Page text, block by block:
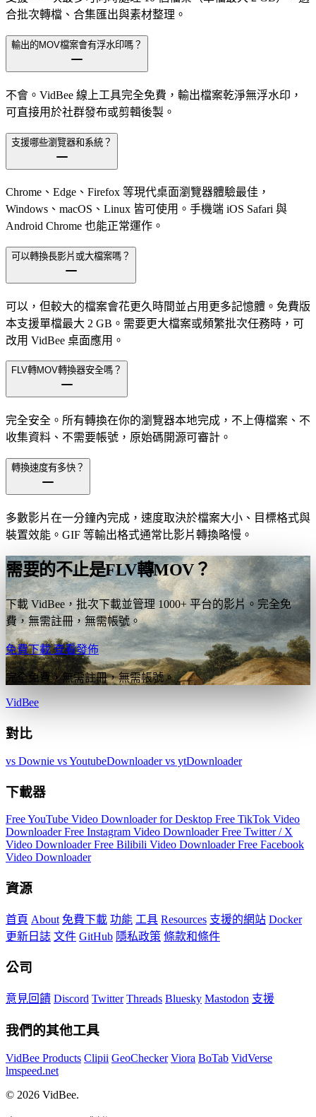
合批次轉檔、合集匯出與素材整理。
輸出的MOV檔案會有浮水印嗎？
不會。VidBee 線上工具完全免費，輸出檔案乾淨無浮水印，
可直接用於社群發布或剪輯後製。
支援哪些瀏覽器和系統？
Chrome、Edge、Firefox 等現代桌面瀏覽器體驗最佳，
Windows、macOS、Linux 皆可使用。手機端 iOS Safari 與
Android Chrome 也能正常運作。
可以轉換長影片或大檔案嗎？
可以，但較大的檔案會花更久時間並占用更多記憶體。免費版
本支援單檔最大 2 GB。需要更大檔案或頻繁批次任務時，可
改用 VidBee 桌面應用。
FLV轉MOV轉換器安全嗎？
完全安全。所有轉換在你的瀏覽器本地完成，不上傳檔案、不
收集資料、不需要帳號，原始碼開源可審計。
轉換速度有多快？
多數影片在一分鐘內完成，速度取決於檔案大小、目標格式與
裝置效能。GIF 等輸出格式通常比影片轉換略慢。
需要的不止是FLV轉MOV？
下載 VidBee，批次下載並管理 1000+ 平台的影片。完全免
費，無需註冊，無需帳號。
免費下載查看發佈
完全免費，無需註冊，無需帳號。
VidBee
對比
vs Downie vs YoutubeDownloadervs ytDownloader
下載器
Free YouTube Video Downloader for Desktop Free TikTok Video
DownloaderFree Instagram Video DownloaderFree Twitter / X
Video DownloaderFree Bilibili Video DownloaderFree Facebook
Video Downloader
資源
首頁 About 免費下載 功能 工具 Resources 支援的網站 Docker
更新日誌 文件 GitHub 隱私政策 條款和條件
公司
意見回饋 Discord Twitter Threads Bluesky Mastodon 支援
我們的其他工具
VidBee Products Clipii GeoChecker Viora BoTab VidVerse
lmspeed.net
© 2026 VidBee.